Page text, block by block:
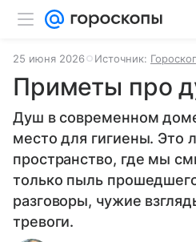
25 июня 2026 Источник:
Приметы про
Душ в современном
место для гигиены. Это
пространство, где мы
только пыль
разговоры, чужие
тревоги.